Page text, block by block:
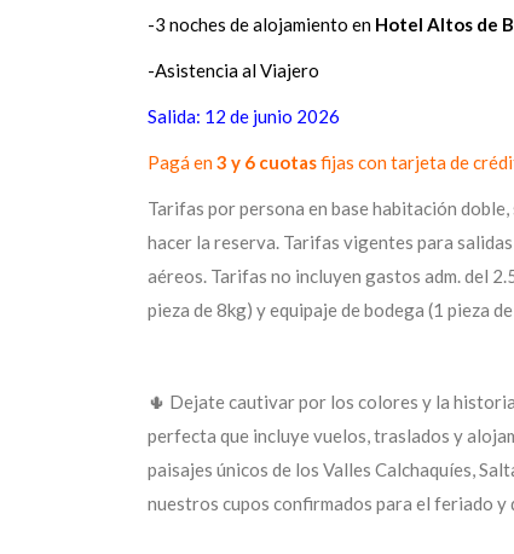
-3 noches de alojamiento en Hotel Altos de
-Asistencia al Viajero
Salida: 12 de junio 2026
Pagá en3 y 6 cuotasfijas con tarjeta de
Tarifas por persona en base habitación
hacer la reserva. Tarifas vigentes para
aéreos. Tarifas no incluyen gastos adm. del
pieza de 8kg) y equipaje de bodega (1 pieza
🌵 Dejate cautivar por los colores y la
perfecta que incluye vuelos, traslados y
paisajes únicos de los Valles Calchaquíes,
nuestros cupos confirmados para el feriado